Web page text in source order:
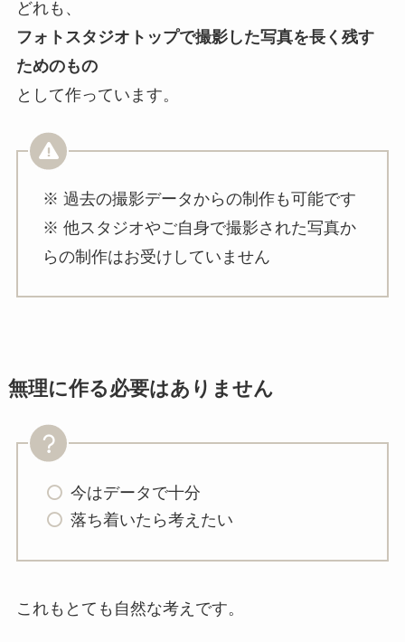
どれも、
フォトスタジオトップで撮影した写真を長く残す
ためのもの
として作っています。
※ 過去の撮影データからの制作も可能です
※ 他スタジオやご自身で撮影された写真か
らの制作はお受けしていません
無理に作る必要はありません
今はデータで十分
落ち着いたら考えたい
これもとても自然な考えです。